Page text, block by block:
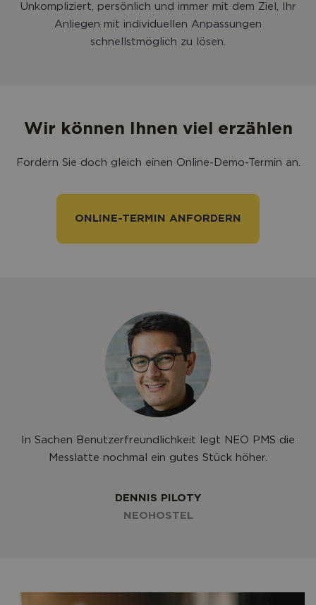
Unkompliziert, persönlich und immer mit dem Ziel, Ihr
Anliegen mit individuellen Anpassungen
schnellstmöglich zu lösen.
Wir können Ihnen viel erzählen
Fordern Sie doch gleich einen Online-Demo-Termin an.
ONLINE-TERMIN ANFORDERN
In Sachen Benutzerfreundlichkeit legt NEO PMS die
Messlatte nochmal ein gutes Stück höher.
DENNIS PILOTY
NEOHOSTEL